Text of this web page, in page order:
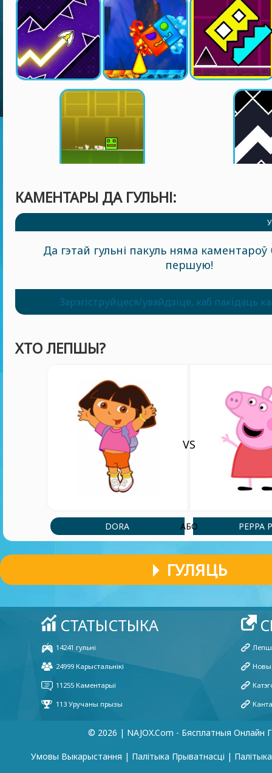
КАМЕНТАРЫ ДА ГУЛЬНІ:
Да гэтай гульні пакуль няма каментароў
першую!
Зарэгіструйцеся/увайдзіце, каб пакідаць
ХТО ЛЕПШЫ?
DORA
VS
АБО PEPPA
ГУЛЯЦЬ
© 2026 | NAJOX.com - Бясплатныя Онлайн
Умовы Выкарыстання | Палітыка Прыватнасці |